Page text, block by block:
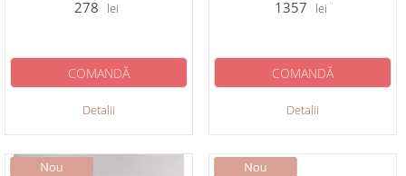
278 lei
Detalii
COMANDĂ
1357 lei
Detalii
COMANDĂ